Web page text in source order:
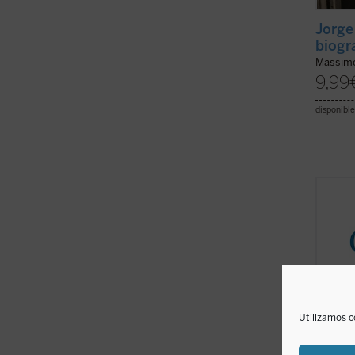
Utilizamos
9,99
los